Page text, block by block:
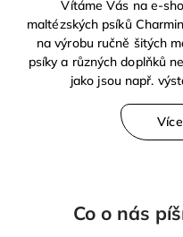
Vítáme Vás na e-
maltézských psíků
na výrobu ručně šitých
psíky a různých doplňků
jako jsou např.
Co o nás